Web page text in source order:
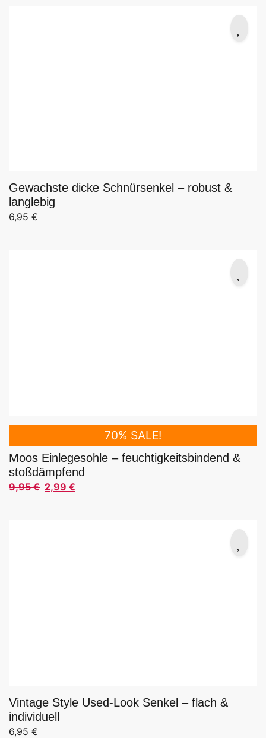
Gewachste dicke Schnürsenkel – robust &
langlebig
6,95 €
70% SALE!
Moos Einlegesohle – feuchtigkeitsbindend &
stoßdämpfend
9,95€
Ursprünglicher Preis war: 9,95 €
2,99 €
Aktueller Preis ist: 2,99 €.
Vintage Style Used-Look Senkel – flach &
individuell
6,95 €